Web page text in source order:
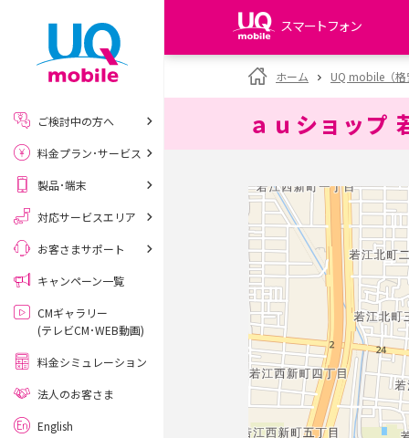
スマートフォン
my UQ WiMAX
UQ WiMAX ご契約の方
My UQ mobile
UQ mobile
データチャージサイト
ホーム UQ mobile（
ａｕショップ
ご検討中の方へ
料金プラン･サービス
製品･端末
対応サービスエリア
お客さまサポート
キャンペーン一覧
CMギャラリー
(テレビCM･WEB動画)
料金シミュレーション
法人のお客さま
English